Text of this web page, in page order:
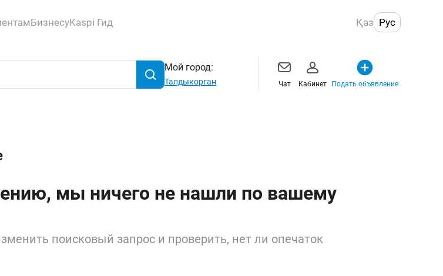
БизнесуKaspi Гид Қаз Рус
Мой город:
Талдыкорган Чат Кабинет Подать объявление
мы ничего не нашли по вашему
поисковый запрос и проверить, нет ли опечаток